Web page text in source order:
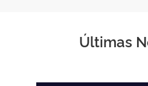
Últimas